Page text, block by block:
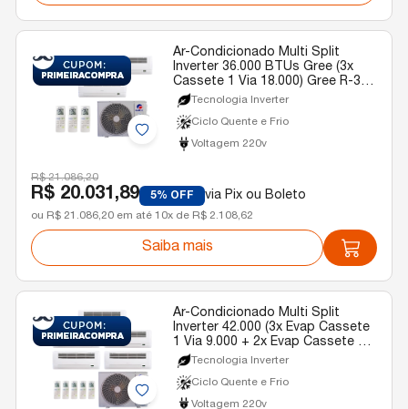
Ar-Condicionado Multi Split
Inverter 36.000 BTUs Gree (3x
Cassete 1 Via 18.000) Gree R-32
Quente e Frio 220v
Tecnologia Inverter
Ciclo Quente e Frio
Voltagem 220v
R$ 21.086,20
R$ 20.031,89 5% OFF via Pix ou Boleto
ou R$ 21.086,20 em até 10x de R$ 2.108,62
Saiba mais
Ar-Condicionado Multi Split
Inverter 42.000 (3x Evap Cassete
1 Via 9.000 + 2x Evap Cassete 1
Via 18.000) Gree Quente/Frio R-
32 220v
Tecnologia Inverter
Ciclo Quente e Frio
Voltagem 220v